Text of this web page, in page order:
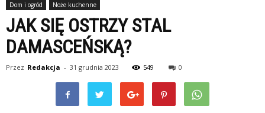
Dom i ogród Noże kuchenne
JAK SIĘ OSTRZY STAL
DAMASCEŃSKĄ?
Przez Redakcja - 31 grudnia 2023 549 0